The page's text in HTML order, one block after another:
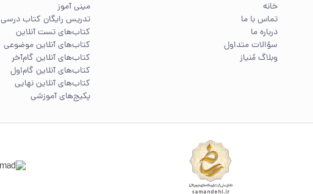
خانه
تماس با ما
درباره ما
سؤالات متداول
وبلاگ مُنیاز
مینی آموز
تدریس رایگان کتاب درسی
کتاب‌های تست آنلاین
کتاب‌های آنلاین موضوعی
کتاب‌های آنلاین گام‌آخر
کتاب‌های آنلاین گام‌اول
کتاب‌های آنلاین نهایی
پکیج‌های آموزشی